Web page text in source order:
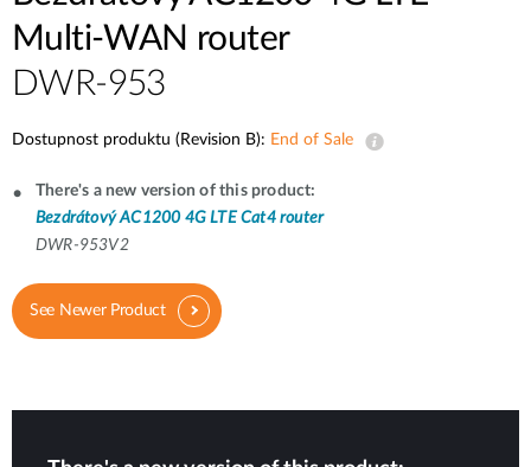
Multi-WAN router
DWR-953
Dostupnost produktu (Revision B): End of Sale
There's a new version of this product:
Bezdrátový AC1200 4G LTE Cat4 router
DWR-953V2
See Newer Product